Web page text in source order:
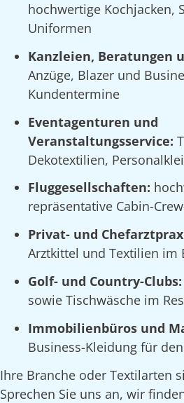
hochwertige Kochjacken,
Uniformen
Kanzleien, Beratungen
Anzüge, Blazer und
Kundentermine
Eventagenturen und
Veranstaltungsservice:
Dekotextilien,
Fluggesellschaften:
repräsentative Cabin-
Privat- und
Arztkittel und Textilien im
Golf- und Country-Clubs:
sowie Tischwäsche im
Immobilienbüros und
Business-Kleidung für
Ihre Branche oder Textilarten
Sprechen Sie uns an, wir